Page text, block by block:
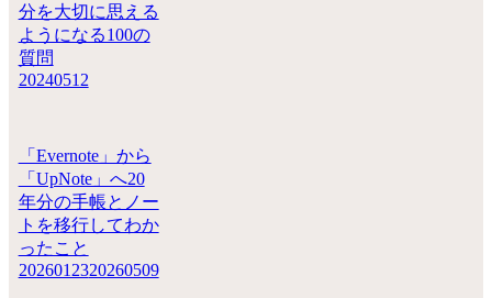
分を大切に思える
ようになる100の
質問
20240512
「Evernote」から
「UpNote」へ20
年分の手帳とノー
トを移行してわか
ったこと
2026012320260509